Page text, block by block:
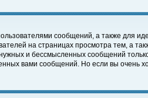
сообщений, а также для
на страницах просмотра тем, а
и бессмысленных сообщений
вами сообщений. Но если вы очень